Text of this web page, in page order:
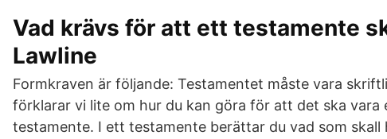
Vad krävs för att ett testamente
Lawline
Formkraven är följande: Testamentet måste vara
förklarar vi lite om hur du kan göra för att det ska
testamente. I ett testamente berättar du vad som